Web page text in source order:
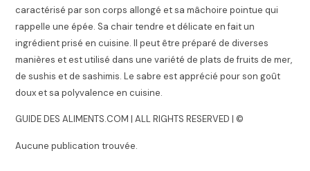
caractérisé par son corps allongé et sa mâchoire pointue qui
rappelle une épée. Sa chair tendre et délicate en fait un
ingrédient prisé en cuisine. Il peut être préparé de diverses
manières et est utilisé dans une variété de plats de fruits de mer,
de sushis et de sashimis. Le sabre est apprécié pour son goût
doux et sa polyvalence en cuisine.
GUIDE DES ALIMENTS.COM | ALL RIGHTS RESERVED | ©
Aucune publication trouvée.